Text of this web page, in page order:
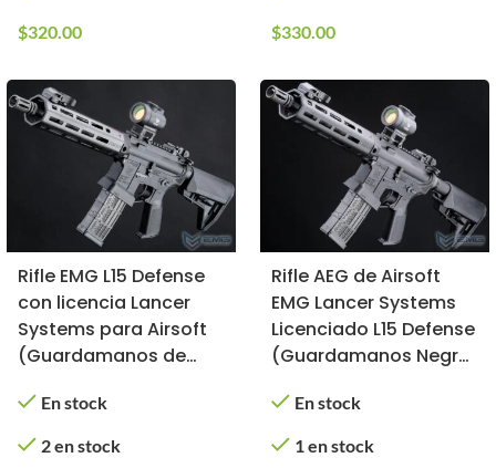
$320.00 $330.00
Rifle EMG L15 Defense
con licencia Lancer
Systems para Airsoft
(Guardamanos de
20.32cm)
En stock
2 en stock
Rifle AEG de Airsoft
EMG Lancer Systems
Licenciado L15 Defense
(Guardamanos Negro
En stock
1 en stock